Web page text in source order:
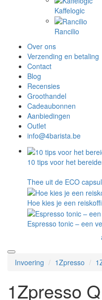
Kaffelogic
Rancilio
Over ons
Verzending en betaling
Contact
Blog
Recensies
Groothandel
Cadeaubonnen
Aanbiedingen
Outlet
info@4barista.be
10 tips voor het
Thee uit de ECO
Hoe kies je een
Espresso tonic – een
Invoering 1Zpresso
1Zpresso